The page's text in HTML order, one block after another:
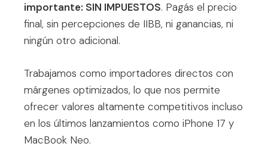
importante: SIN IMPUESTOS. Pagás el precio
final, sin percepciones de IIBB, ni ganancias, ni
ningún otro adicional.
Trabajamos como importadores directos con
márgenes optimizados, lo que nos permite
ofrecer valores altamente competitivos incluso
en los últimos lanzamientos como iPhone 17 y
MacBook Neo.